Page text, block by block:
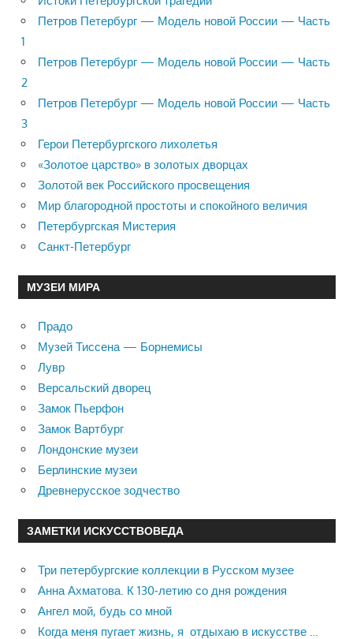
Петров Петербург — Модель новой России — Часть
1
Петров Петербург — Модель новой России — Часть
2
Петров Петербург — Модель новой России — Часть
3
Герои Петербургского лихолетья
«Золотое царство» в золотых дворцах
Золотой век Российского просвещения
Мир благородной простоты и спокойного величия
Петербургская Мистерия
Санкт-Петербург
МУЗЕИ МИРА
Прадо
Музей Тиссена — Борнемисы
Лувр
Версальский дворец
Замок Пьерфон
Замок Вартбург
Лондонские музеи
Берлинские музеи
Древнерусское зодчество
ЗАМЕТКИ ИСКУССТВОВЕДА
Три петербургские коллекции в Русском музее
Анна Ахматова. К 130-летию со дня рождения
Ангел мой, будь со мной
Когда меня пугает жизнь, я отдыхаю в искусстве …